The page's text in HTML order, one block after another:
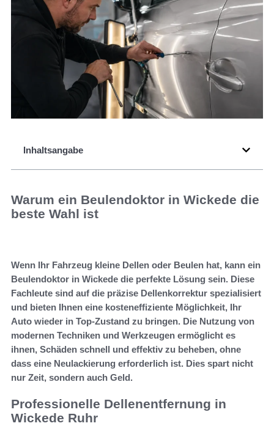
Inhaltsangabe
Warum ein Beulendoktor in Wickede die
beste Wahl ist
Wenn Ihr Fahrzeug kleine Dellen oder Beulen hat, kann ein
Beulendoktor in Wickede die perfekte Lösung sein. Diese
Fachleute sind auf die präzise Dellenkorrektur spezialisiert
und bieten Ihnen eine kosteneffiziente Möglichkeit, Ihr
Auto wieder in Top-Zustand zu bringen. Die Nutzung von
modernen Techniken und Werkzeugen ermöglicht es
ihnen, Schäden schnell und effektiv zu beheben, ohne
dass eine Neulackierung erforderlich ist. Dies spart nicht
nur Zeit, sondern auch Geld.
Professionelle Dellenentfernung in
Wickede Ruhr